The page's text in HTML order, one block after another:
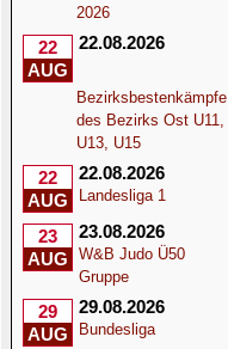
2026
22
AUG
22.08.2026
Bezirksbestenkämpfe
des Bezirks Ost U11,
U13, U15
22
AUG
22.08.2026
Landesliga 1
23
AUG
23.08.2026
W&B Judo Ü50
Gruppe
29
AUG
29.08.2026
Bundesliga